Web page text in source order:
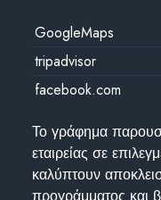
GoogleMaps
tripadvisor
facebook.com
Το γράφημα
εταιρείας σε
καλύπτουν